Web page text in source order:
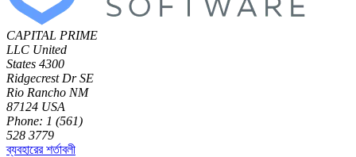
CAPITAL PRIME
LLC United
States 4300
Ridgecrest Dr SE
Rio Rancho NM
87124 USA
Phone: 1 (561)
528 3779
ব্যবহারের শর্তাবলী